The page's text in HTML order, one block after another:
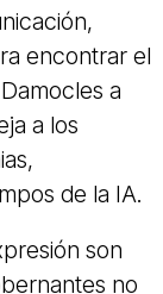
encontrar el
a
a los
de la IA.
son
no